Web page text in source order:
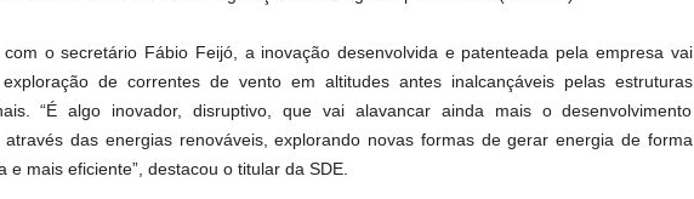
com o secretário Fábio Feijó, a inovação desenvolvida e patenteada pela empresa vai
de correntes de vento em altitudes antes inalcançáveis pelas estruturas
“É algo inovador, disruptivo, que vai alavancar ainda mais o desenvolvimento
através das energias renováveis, explorando novas formas de gerar energia de forma
e mais eficiente”, destacou o titular da SDE.